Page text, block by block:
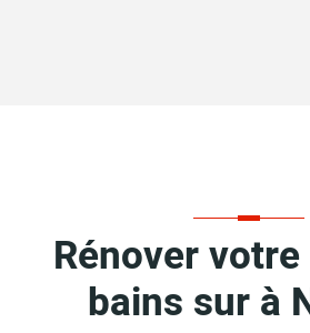
Rénover
bains sur à